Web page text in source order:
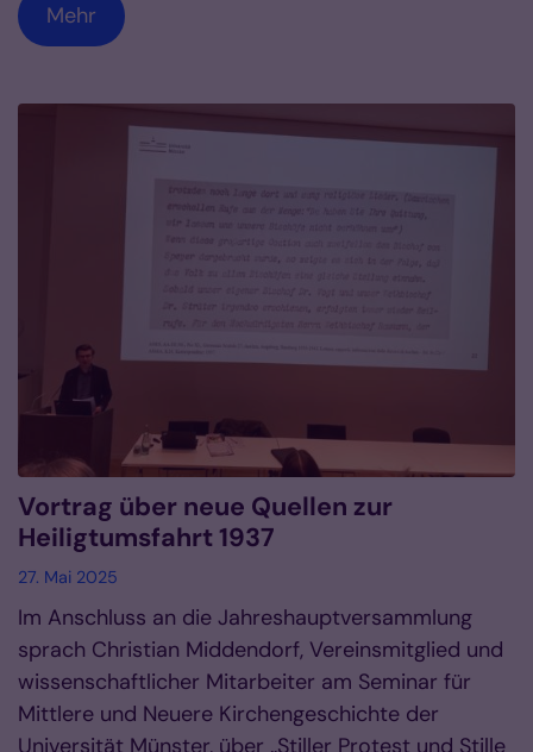
Mehr
Vortrag über neue Quellen zur
Heiligtumsfahrt 1937
27. Mai 2025
Im Anschluss an die Jahreshauptversammlung
sprach Christian Middendorf, Vereinsmitglied und
wissenschaftlicher Mitarbeiter am Seminar für
Mittlere und Neuere Kirchengeschichte der